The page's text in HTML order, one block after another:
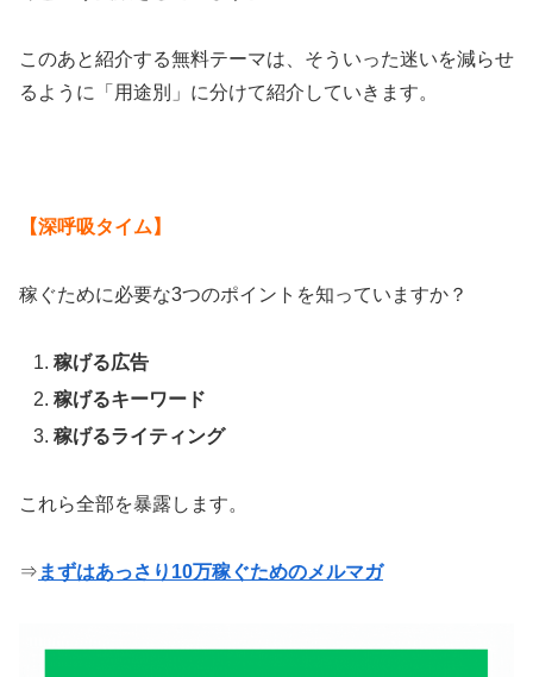
このあと紹介する無料テーマは、そういった迷いを減らせ
るように「用途別」に分けて紹介していきます。
【深呼吸タイム】
稼ぐために必要な3つのポイントを知っていますか？
稼げる広告
稼げるキーワード
稼げるライティング
これら全部を暴露します。
⇒ まずはあっさり10万稼ぐためのメルマガ